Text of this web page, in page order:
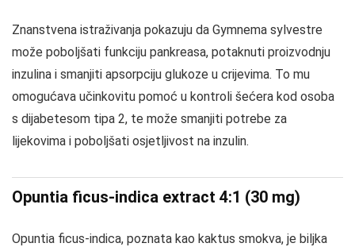
Znanstvena istraživanja pokazuju da Gymnema sylvestre
može poboljšati funkciju pankreasa, potaknuti proizvodnju
inzulina i smanjiti apsorpciju glukoze u crijevima. To mu
omogućava učinkovitu pomoć u kontroli šećera kod osoba
s dijabetesom tipa 2, te može smanjiti potrebe za
lijekovima i poboljšati osjetljivost na inzulin.
Opuntia ficus-indica extract 4:1 (30 mg)
Opuntia ficus-indica, poznata kao kaktus smokva, je biljka